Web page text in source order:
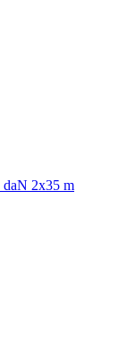
daN 2x35 m